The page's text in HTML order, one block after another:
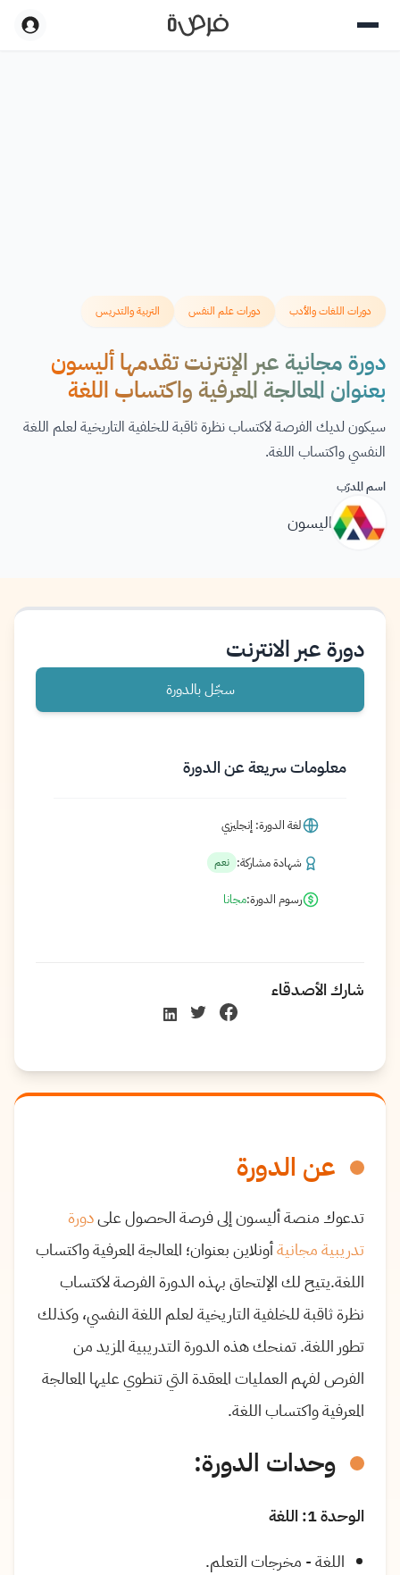
دورات اللغات والأدب دورات علم النفس التربية والتدريس
دورة مجانية عبر الإنترنت تقدمها أليسون
بعنوان المعالجة المعرفية واكتساب اللغة
سيكون لديك الفرصة لاكتساب نظرة ثاقبة للخلفية التاريخية لعلم اللغة
النفسي واكتساب اللغة.
اسم المدرّب
اليسون
عن الدورة
تدعوك منصة أليسون إلى فرصة الحصول علىدورة
تدريبية مجانيةأونلاين بعنوان؛ المعالجة المعرفية واكتساب
اللغة.يتيح لك الإلتحاق بهذه الدورة الفرصة لاكتساب
نظرة ثاقبة للخلفية التاريخية لعلم اللغة النفسي، وكذلك
تطور اللغة. تمنحك هذه الدورة التدريبية المزيد من
الفرص لفهم العمليات المعقدة التي تنطوي عليها المعالجة
المعرفية واكتساب اللغة.
وحدات الدورة:
الوحدة 1: اللغة
اللغة - مخرجات التعلم.
دورة عبر الانترنت
سجّل بالدورة
معلومات سريعة عن الدورة
لغة الدورة: إنجليزي
شهادة مشاركة: نعم
رسوم الدورة:مجانا
شارك الأصدقاء